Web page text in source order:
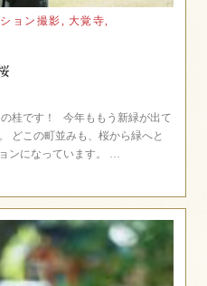
ョン撮影, 大覚寺,
桂です！ 今年ももう新緑が出て
どこの町並みも、桜から緑へと
ンになっています。 …